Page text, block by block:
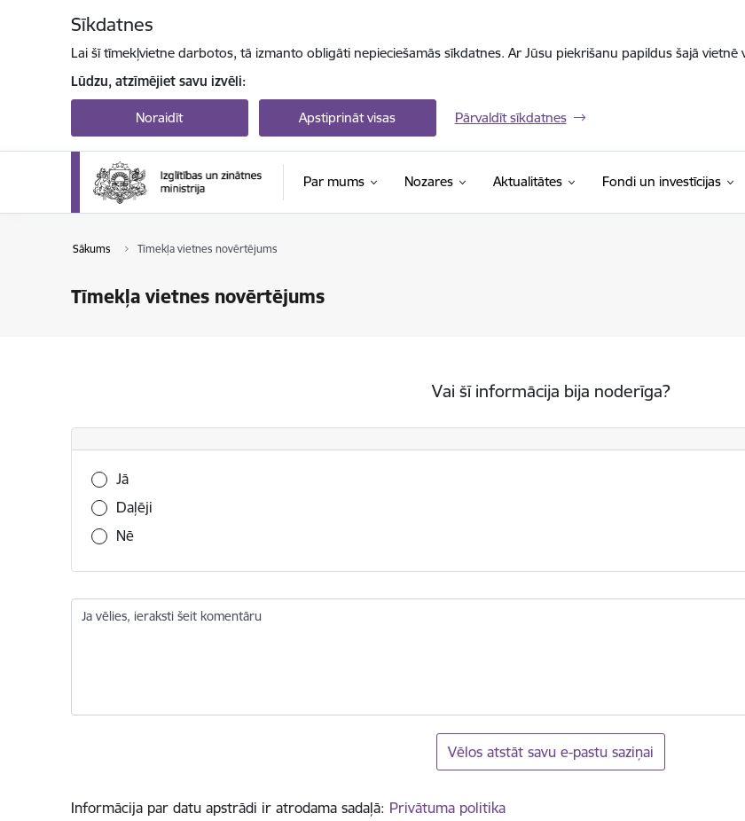
Sīkdatnes
Lai šī tīmekļvietne darbotos, tā izmanto obligāti nepieciešamās sīkdatnes. Ar Jūsu piekrišanu papildus šajā
Lūdzu, atzīmējiet savu izvēli:
Noraidīt Apstiprināt visas Pārvaldīt sīkdatnes
Par mums Nozares Aktualitātes Fondi un investīcijas
Sākums Tīmekļa vietnes novērtējums
Tīmekļa vietnes novērtējums
Vai šī informācija bija noderīga?
Vai šī informācija bija noderīga?
Jā
Daļēji
Nē
Ja vēlies, ieraksti šeit komentāru
Vēlos atstāt savu e-pastu saziņai
Informācija par datu apstrādi ir atrodama sadaļā: Privātuma politika